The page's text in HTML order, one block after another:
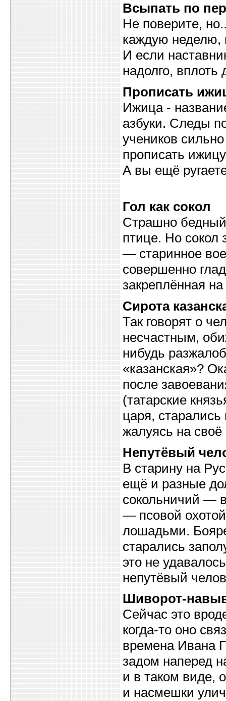
Всыпать по
Не поверите,
каждую неделю,
И если
надолго,
Прописать
Ижица -
азбуки. Следы
учеников
прописать
А вы ещё
Гол как сокол
Страшно
птице. Но сокол
— старинное
совершенно
закреплённая
Сирота
Так говорят о
несчастным,
нибудь
«казанская»?
после
(татарские
царя, старались
жалуясь на своё
Непутёвый
В старину на
ещё и разные
сокольничий —
— псовой
лошадьми.
старались
это не
непутёвый
Шиворот-
Сейчас это
когда-то оно
времена Ивана
задом наперед
и в таком виде,
и насмешки